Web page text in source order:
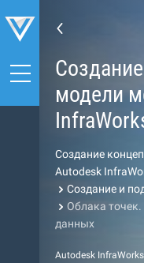
модели
Создание
Autodesk
Создание и
Облака
данных
Autodesk